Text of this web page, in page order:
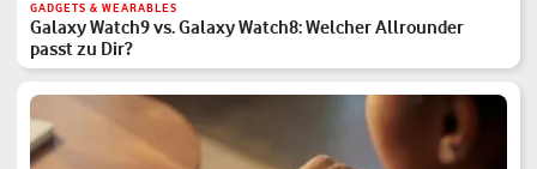
GADGETS & WEARABLES
Galaxy Watch9 vs. Galaxy Watch8: Welcher Allrounder
passt zu Dir?